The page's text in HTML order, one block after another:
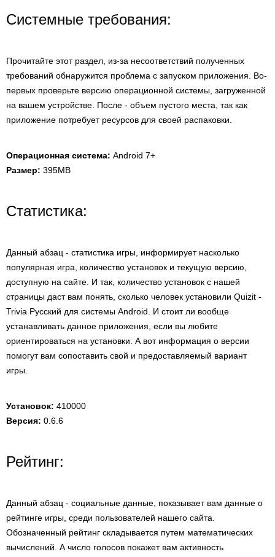
Системные требования:
Прочитайте этот раздел, из-за несоответствий полученных
требований обнаружится проблема с запуском приложения. Во-
первых проверьте версию операционной системы, загруженной
на вашем устройстве. После - объем пустого места, так как
приложение потребует ресурсов для своей распаковки.
Операционная система: Android 7+
Размер: 395MB
Статистика:
Данный абзац - статистика игры, информирует насколько
популярная игра, количество установок и текущую версию,
доступную на сайте. И так, количество установок с нашей
страницы даст вам понять, сколько человек установили Quizit -
Trivia Русский для системы Android. И стоит ли вообще
устанавливать данное приложения, если вы любите
ориентироваться на установки. А вот информация о версии
помогут вам сопоставить свой и предоставляемый вариант
игры.
Установок: 410000
Версия: 0.6.6
Рейтинг:
Данный абзац - социальные данные, показывает вам данные о
рейтинге игры, среди пользователей нашего сайта.
Обозначенный рейтинг складывается путем математических
вычислений. А число голосов покажет вам активность